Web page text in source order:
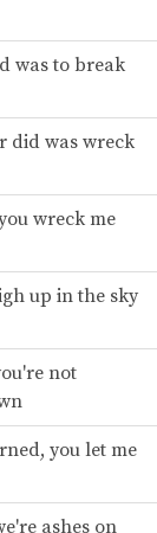
was to break
did was wreck
wreck me
up in the sky
not
you let me
ashes on